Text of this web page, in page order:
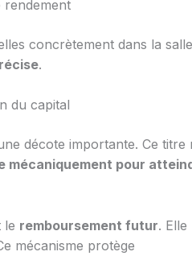
rendement
concrètement dans la
.
du capital
décote importante. Ce titre
mécaniquement pour
le remboursement futur. Elle
mécanisme protège